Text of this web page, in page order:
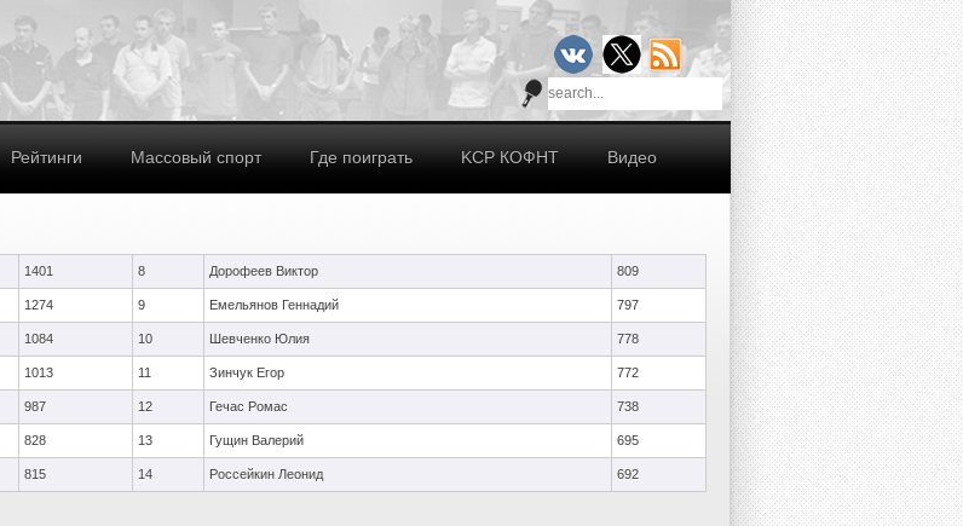
Рейтинги Массовый спорт Где поиграть KCР КОФНТ Видео
1401 8 Дорофеев Виктор 809
1274 9 Емельянов Геннадий 797
1084 10 Шевченко Юлия 778
1013 11 Зинчук Егор 772
987 12 Гечас Ромас 738
828 13 Гущин Валерий 695
815 14 Россейкин Леонид 692